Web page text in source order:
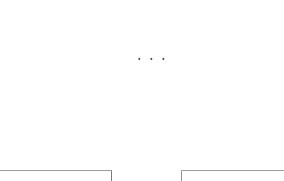
・・・